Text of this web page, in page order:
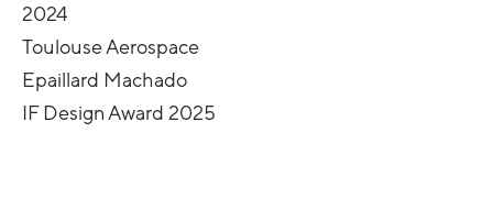
2024
Toulouse Aerospace
Epaillard Machado
IF Design Award 2025